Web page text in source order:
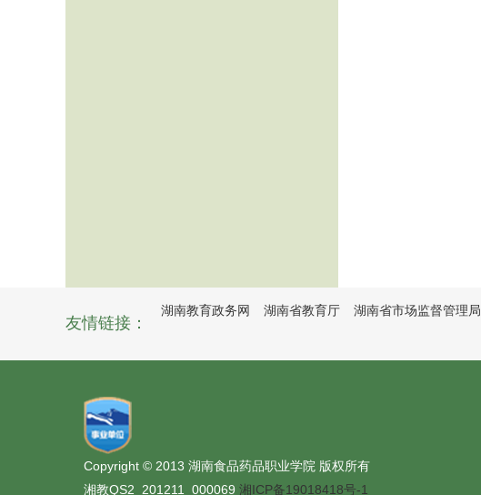
友情链接：
湖南教育政务网 湖南省教育厅 湖南省市场监督管理局
Copyright © 2013 湖南食品药品职业学院 版权所有
湘教QS2_201211_000069 湘ICP备19018418号-1